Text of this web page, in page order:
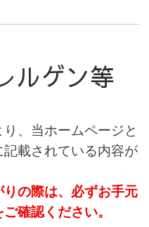
ルゲン等
、当ホームページと
載されている内容が
の際は、必ずお手元
確認ください。